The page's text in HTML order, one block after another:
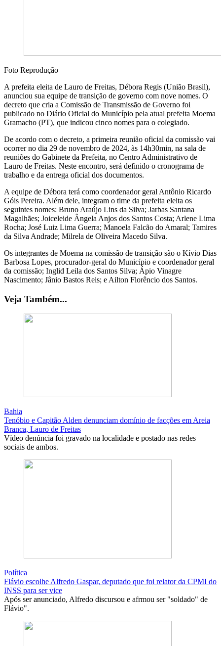
Foto Reprodução
A prefeita eleita de Lauro de Freitas, Débora Regis (União Brasil),
anunciou sua equipe de transição de governo com nove nomes. O
decreto que cria a Comissão de Transmissão de Governo foi
publicado no Diário Oficial do Município pela atual prefeita Moema
Gramacho (PT), que indicou cinco nomes para o colegiado.
De acordo com o decreto, a primeira reunião oficial da comissão vai
ocorrer no dia 29 de novembro de 2024, às 14h30min, na sala de
reuniões do Gabinete da Prefeita, no Centro Administrativo de
Lauro de Freitas. Neste encontro, será definido o cronograma de
trabalho e da entrega oficial dos documentos.
A equipe de Débora terá como coordenador geral Antônio Ricardo
Góis Pereira. Além dele, integram o time da prefeita eleita os
seguintes nomes: Bruno Araújo Lins da Silva; Jarbas Santana
Magalhães; Joiceleide Ângela Anjos dos Santos Costa; Arlene Lima
Rocha; José Luiz Lima Guerra; Manoela Falcão do Amaral; Tamires
da Silva Andrade; Milrela de Oliveira Macedo Silva.
Os integrantes de Moema na comissão de transição são o Kívio Dias
Barbosa Lopes, procurador-geral do Município e coordenador geral
da comissão; Inglid Leila dos Santos Silva; Ápio Vinagre
Nascimento; Jânio Bastos Reis; e Ailton Florêncio dos Santos.
Veja Também...
Bahia
Tenóbio e Capitão Alden denunciam domínio de facções em Areia
Branca, Lauro de Freitas
Vídeo denúncia foi gravado na localidade e postado nas redes
sociais de ambos.
Política
Flávio escolhe Alfredo Gaspar, deputado que foi relator da CPMI do
INSS para ser vice
Após ser anunciado, Alfredo discursou e afrmou ser "soldado" de
Flávio".